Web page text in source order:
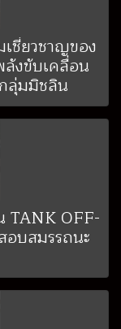
เชี่ยวชาญของ
งขับเคลื่อน
ลุ่มมิชลิน
TANK OFF-
บสมรรถนะ